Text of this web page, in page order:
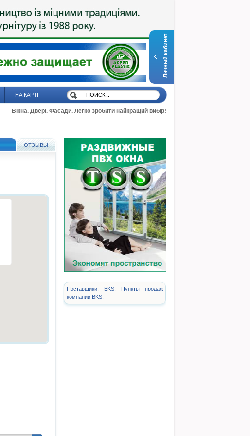
Личный кабинет
НА КАРТІ
Вікна. Двері. Фасади. Легко зробити найкращий вибір!
ОТЗЫВЫ
Поставщики. BKS. Пункты продаж
компании BKS.